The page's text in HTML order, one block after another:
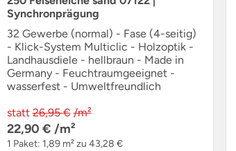
Synchronprägung
32 Gewerbe (normal) - Fase (4-seitig)
- Klick-System Multiclic - Holzoptik -
Landhausdiele - hellbraun - Made in
Germany - Feuchtraumgeeignet -
wasserfest - Umweltfreundlich
statt 26,95 € /m²
22,90 € /m²
1 Paket: 1,89 m² zu 43,28 €